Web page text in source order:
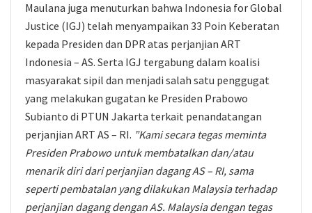
Maulana juga menuturkan bahwa Indonesia for Global
Justice (IGJ) telah menyampaikan 33 Poin Keberatan
kepada Presiden dan DPR atas perjanjian ART
Indonesia – AS. Serta IGJ tergabung dalam koalisi
masyarakat sipil dan menjadi salah satu penggugat
yang melakukan gugatan ke Presiden Prabowo
Subianto di PTUN Jakarta terkait penandatangan
perjanjian ART AS – RI. ”Kami secara tegas meminta
Presiden Prabowo untuk membatalkan dan/atau
menarik diri dari perjanjian dagang AS – RI, sama
seperti pembatalan yang dilakukan Malaysia terhadap
perjanjian dagang dengan AS. Malaysia dengan tegas